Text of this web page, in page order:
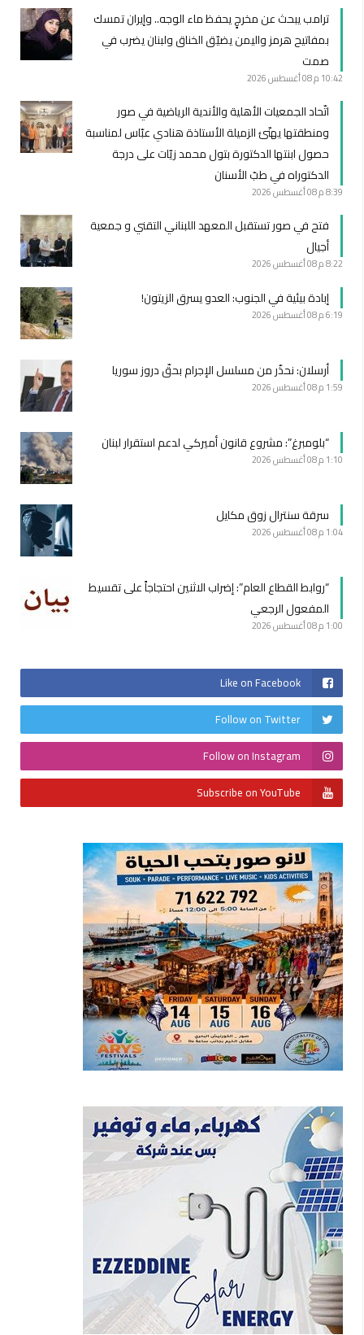
ترامب يبحث عن مخرجٍ يحفظ ماء الوجه.. وإيران تمسك
بمفاتيح هرمز واليمن يضيّق الخناق ولبنان يضرب في
صمت
10:42 م 08 أغسطس 2026
اتّحاد الجمعيات الأهلية والأندية الرياضية في صور
ومنطقتها يهنّئ الزميلة الأستاذة هنادي عبّاس لمناسبة
حصول ابنتها الدكتورة بتول محمد زيّات على درجة
الدكتوراه في طبّ الأسنان
8:39 م 08 أغسطس 2026
فتح في صور تستقبل المعهد اللبناني التقني و جمعية
أجيال
8:22 م 08 أغسطس 2026
إبادة بيئية في الجنوب: العدو يسرق الزيتون!
6:19 م 08 أغسطس 2026
أرسلان: نحذّر من مسلسل الإجرام بحقّ دروز سوريا
1:59 م 08 أغسطس 2026
“بلومبرغ”: مشروع قانون أميركي لدعم استقرار لبنان
1:10 م 08 أغسطس 2026
سرقة سنترال زوق مكايل
1:04 م 08 أغسطس 2026
“روابط القطاع العام”: إضراب الاثنين احتجاجاً على تقسيط
المفعول الرجعي
1:00 م 08 أغسطس 2026
Like on Facebook
Follow on Twitter
Follow on Instagram
Subscribe on YouTube